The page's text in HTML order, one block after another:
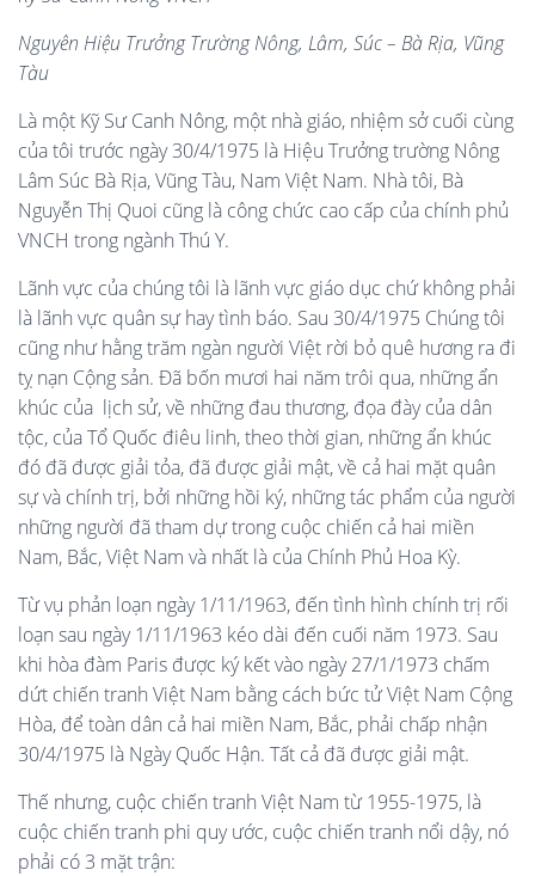
Nguyên Hiệu Trưởng Trường Nông, Lâm, Súc – Bà Rịa, Vũng
Tàu
Là một Kỹ Sư Canh Nông, một nhà giáo, nhiệm sở cuối cùng
của tôi trước ngày 30/4/1975 là Hiệu Trưởng trường Nông
Lâm Súc Bà Rịa, Vũng Tàu, Nam Việt Nam. Nhà tôi, Bà
Nguyễn Thị Quoi cũng là công chức cao cấp của chính phủ
VNCH trong ngành Thú Y.
Lãnh vực của chúng tôi là lãnh vực giáo dục chứ không phải
là lãnh vực quân sự hay tình báo. Sau 30/4/1975 Chúng tôi
cũng như hằng trăm ngàn người Việt rời bỏ quê hương ra đi
tỵ nạn Cộng sản. Đã bốn mươi hai năm trôi qua, những ẩn
khúc của lịch sử, về những đau thương, đọa đày của dân
tộc, của Tổ Quốc điêu linh, theo thời gian, những ẩn khúc
đó đã được giải tỏa, đã được giải mật, về cả hai mặt quân
sự và chính trị, bởi những hồi ký, những tác phẩm của người
những người đã tham dự trong cuộc chiến cả hai miền
Nam, Bắc, Việt Nam và nhất là của Chính Phủ Hoa Kỳ.
Từ vụ phản loạn ngày 1/11/1963, đến tình hình chính trị rối
loạn sau ngày 1/11/1963 kéo dài đến cuối năm 1973. Sau
khi hòa đàm Paris được ký kết vào ngày 27/1/1973 chấm
dứt chiến tranh Việt Nam bằng cách bức tử Việt Nam Cộng
Hòa, để toàn dân cả hai miền Nam, Bắc, phải chấp nhận
30/4/1975 là Ngày Quốc Hận. Tất cả đã được giải mật.
Thế nhưng, cuộc chiến tranh Việt Nam từ 1955-1975, là
cuộc chiến tranh phi quy ước, cuộc chiến tranh nổi dậy, nó
phải có 3 mặt trận: